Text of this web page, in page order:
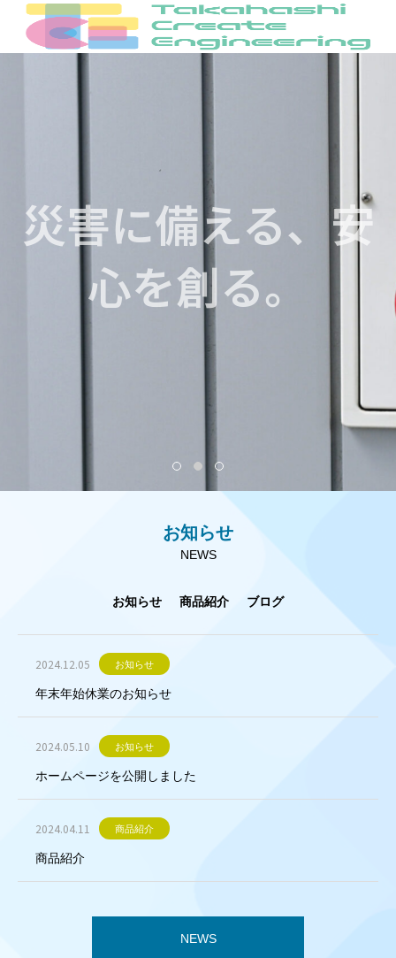
災害に備える、安
心を創る。
お知らせ
NEWS
お知らせ 商品紹介 ブログ
2024.12.05 お知らせ
年末年始休業のお知らせ
2024.05.10 お知らせ
ホームページを公開しました
2024.04.11 商品紹介
商品紹介
NEWS